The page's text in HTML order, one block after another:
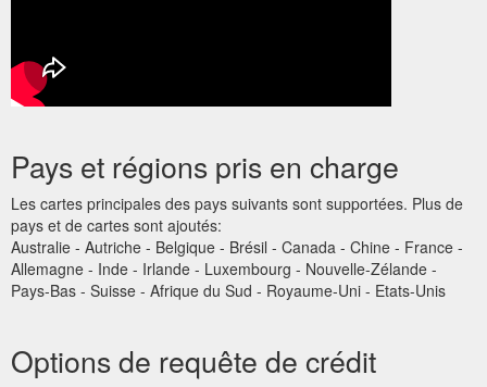
Pays et régions pris en charge
Les cartes principales des pays suivants sont supportées. Plus de
pays et de cartes sont ajoutés:
Australie - Autriche - Belgique - Brésil - Canada - Chine - France -
Allemagne - Inde - Irlande - Luxembourg - Nouvelle-Zélande -
Pays-Bas - Suisse - Afrique du Sud - Royaume-Uni - Etats-Unis
Options de requête de crédit